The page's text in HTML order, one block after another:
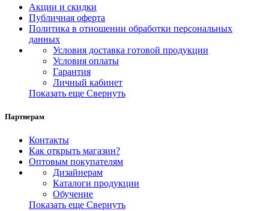
Акции и скидки
Публичная оферта
Политика в отношении обработки персональных
данных
Условия доставка готовой продукции
Условия оплаты
Гарантия
Личный кабинет
Показать еще Свернуть
Партнерам
Контакты
Как открыть магазин?
Оптовым покупателям
Дизайнерам
Каталоги продукции
Обучение
Показать еще Свернуть